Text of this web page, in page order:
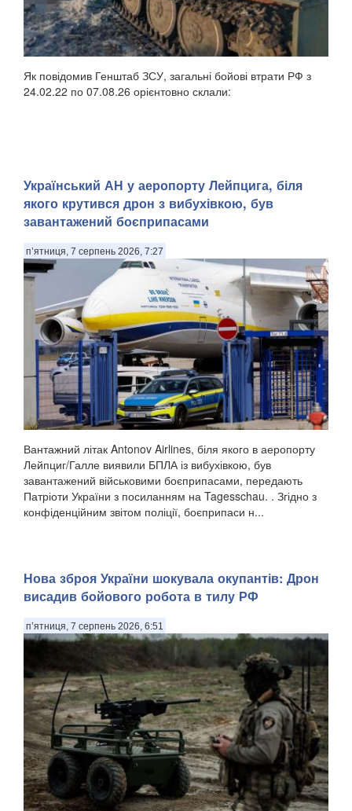
Як повідомив Генштаб ЗСУ, загальні бойові втрати РФ з
24.02.22 по 07.08.26 орієнтовно склали:
Український АН у аеропорту Лейпцига, біля
якого крутився дрон з вибухівкою, був
завантажений боєприпасами
п’ятниця, 7 серпень 2026, 7:27
Вантажний літак Antonov Airlines, біля якого в аеропорту
Лейпциг/Галле виявили БПЛА із вибухівкою, був
завантажений військовими боєприпасами, передають
Патріоти України з посиланням на Tagesschau. . Згідно з
конфіденційним звітом поліції, боєприпаси н...
Нова зброя України шокувала окупантів: Дрон
висадив бойового робота в тилу РФ
п’ятниця, 7 серпень 2026, 6:51